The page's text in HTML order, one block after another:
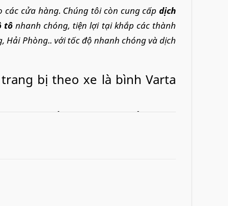
cửa hàng. Chúng tôi còn cung cấp dịch
tônhanh chóng, tiện lợi tại khắp các thành
Hải Phòng.. với tốc độ nhanh chóng và dịch
bị theo xe là bình Varta
dòng sedan, động cơ
thế các loại dưới đây: